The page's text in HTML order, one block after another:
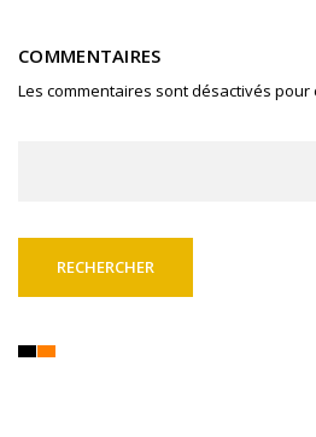
COMMENTAIRES
Les commentaires sont désactivés pour